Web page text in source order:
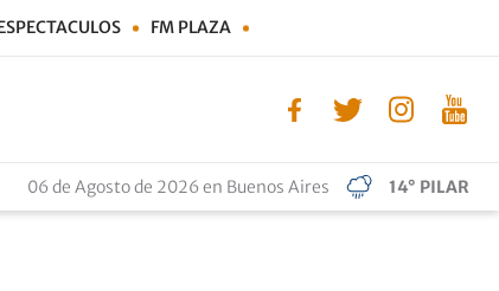
FM PLAZA
06 de Agosto de 2026 en Buenos Aires 14° PILAR